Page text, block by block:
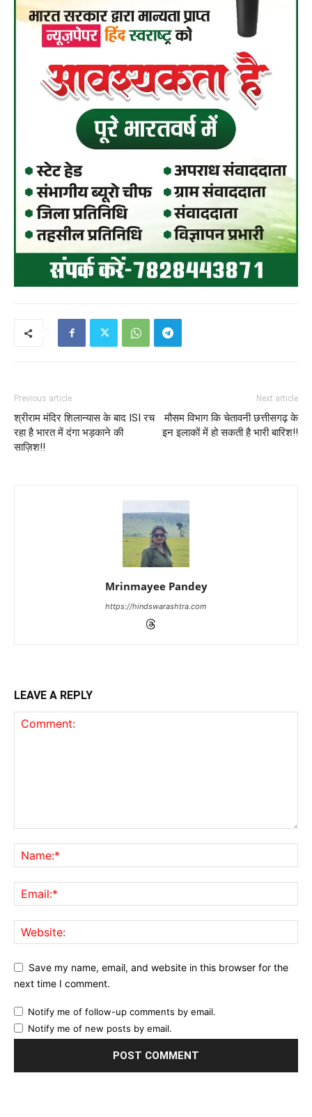
Previous article
श्रीराम मंदिर शिलान्यास के बाद ISI रच
रहा है भारत में दंगा भड़काने की
साज़िश!!
Next article
मौसम विभाग कि चेतावनी छत्तीसगढ़ के
इन इलाकों में हो सकती है भारी बारिश!!
Mrinmayee Pandey
https://hindswarashtra.com
LEAVE A REPLY
Save my name, email, and website in this browser for the
next time I comment.
Notify me of follow-up comments by email.
Notify me of new posts by email.